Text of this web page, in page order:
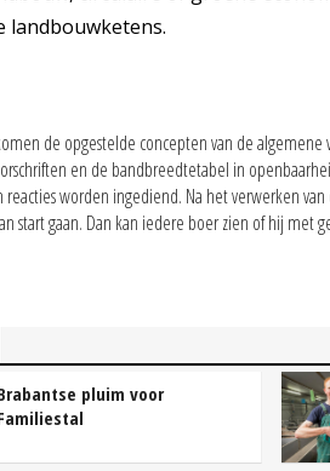
landbouwketens.
de opgestelde concepten van de
en de bandbreedtetabel in
reacties worden ingediend. Na het verwerken
start gaan. Dan kan iedere boer zien of hij met
pluim voor